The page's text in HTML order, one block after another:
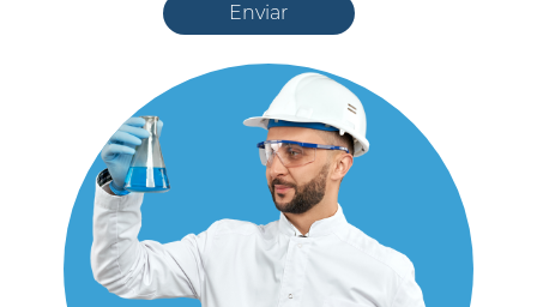
Enviar